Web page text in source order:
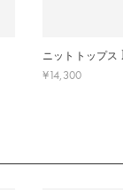
ニットトップス
¥14,300